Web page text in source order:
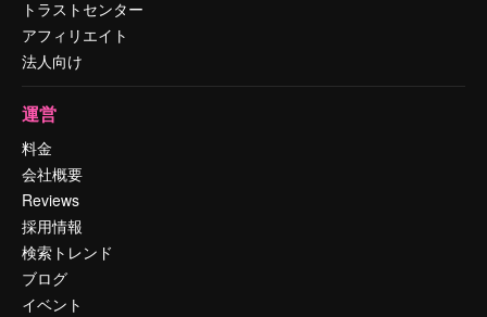
トラストセンター
アフィリエイト
法人向け
運営
料金
会社概要
Reviews
採用情報
検索トレンド
ブログ
イベント